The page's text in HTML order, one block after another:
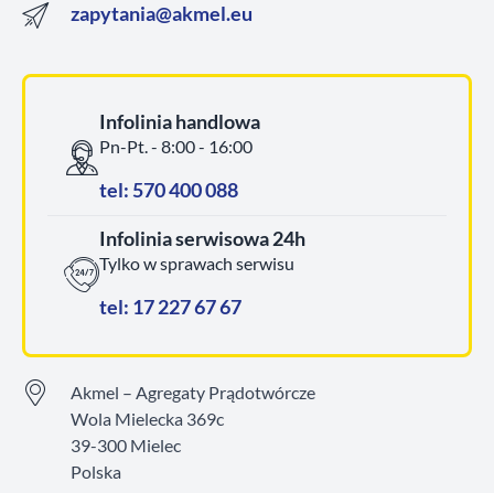
zapytania@akmel.eu
Infolinia handlowa
Pn-Pt. - 8:00 - 16:00
tel: 570 400 088
Infolinia serwisowa 24h
Tylko w sprawach serwisu
tel: 17 227 67 67
Akmel – Agregaty Prądotwórcze
Wola Mielecka 369c
39-300 Mielec
Polska